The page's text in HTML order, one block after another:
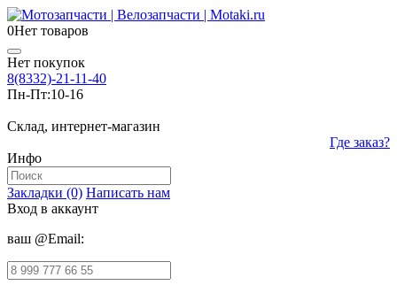
0Нет товаров
Нет покупок
8(8332)-21-11-40
Пн-Пт:10-16
Склад, интернет-магазин
Где заказ?
Инфо
Закладки (0) Написать нам
Вход в аккаунт
ваш @Email: